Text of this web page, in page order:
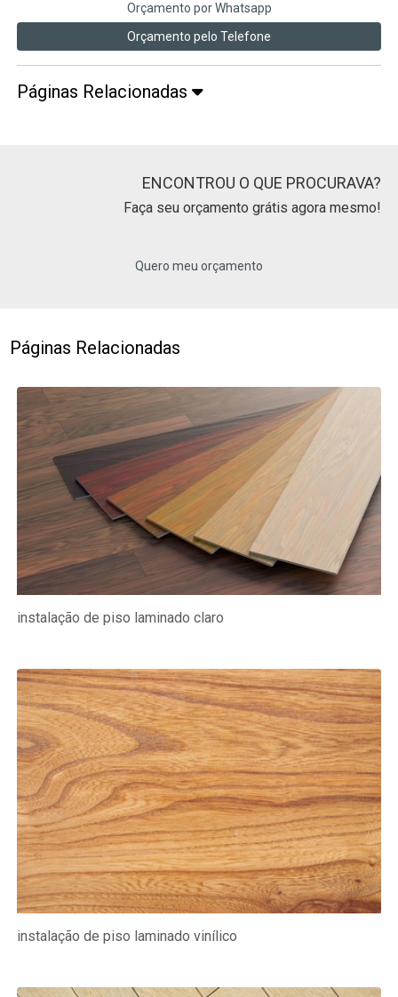
Orçamento por Whatsapp
Orçamento pelo Telefone
Páginas Relacionadas
ENCONTROU O QUE PROCURAVA?
Faça seu orçamento grátis agora mesmo!
Quero meu orçamento
Páginas Relacionadas
instalação de piso laminado claro
instalação de piso laminado vinílico